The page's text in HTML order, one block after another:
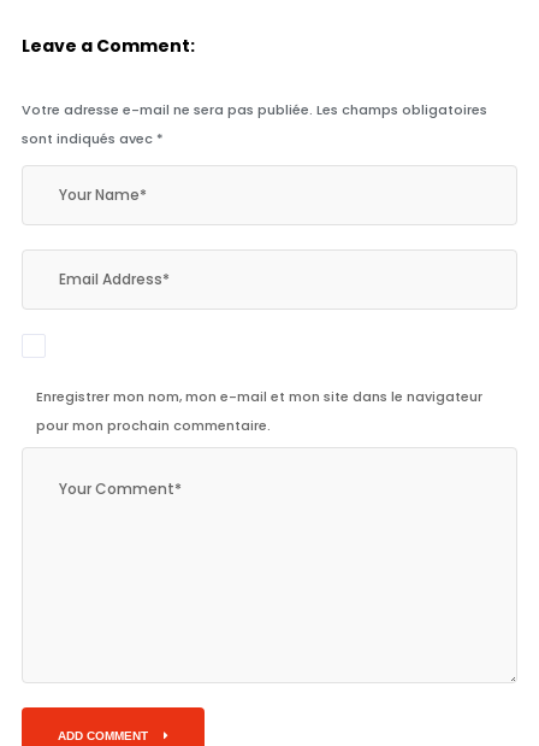
Leave a Comment:
Votre adresse e-mail ne sera pas publiée. Les champs obligatoires
sont indiqués avec *
Enregistrer mon nom, mon e-mail et mon site dans le navigateur
pour mon prochain commentaire.
ADD COMMENT